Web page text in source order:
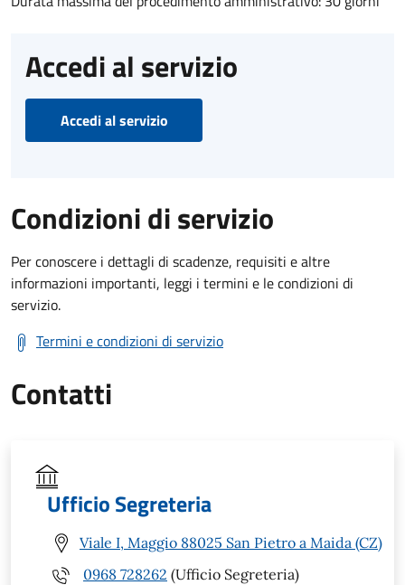
Accedi al servizio
Accedi al servizio
Condizioni di servizio
Per conoscere i dettagli di scadenze, requisiti e altre
informazioni importanti, leggi i termini e le condizioni di
servizio.
Termini e condizioni di servizio
Contatti
Ufficio Segreteria
Viale I, Maggio 88025 San Pietro a Maida (CZ)
0968 728262 (Ufficio Segreteria)